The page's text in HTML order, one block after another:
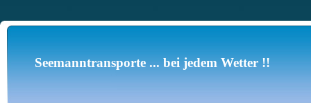
Seemanntransporte ... bei jedem Wetter !!